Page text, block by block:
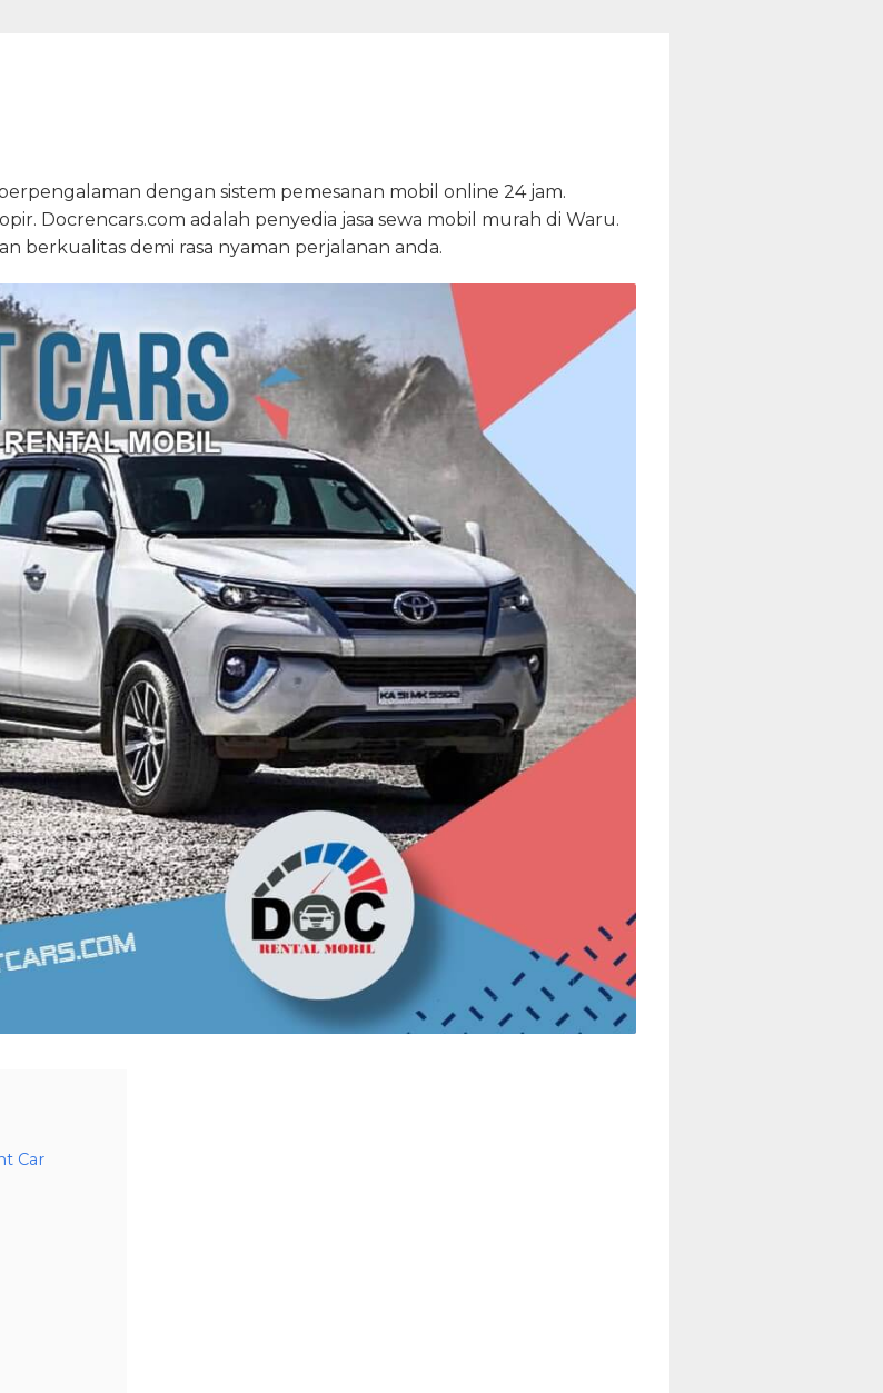
dengan sistem pemesanan mobil online 24 jam.
Docrencars.com adalah penyedia jasa sewa mobil murah di Waru.
berkualitas demi rasa nyaman perjalanan anda.
Car